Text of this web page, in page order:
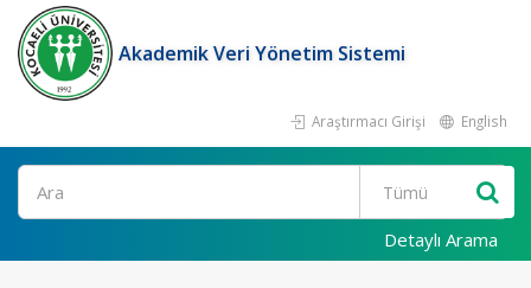
Akademik Veri Yönetim Sistemi
Araştırmacı Girişi English
Ara
Detaylı Arama